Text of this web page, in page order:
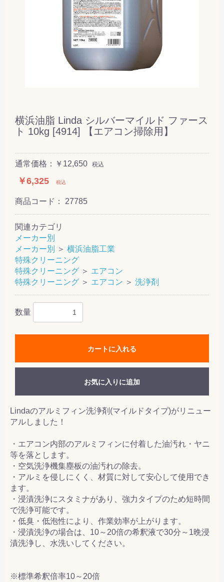
横浜油脂 Linda シルバーマイルド ファース
ト 10kg [4914] 【エアコン掃除用】
通常価格：￥12,650 税込
￥6,325 税込
商品コード： 27785
関連カテゴリ
メーカー別
メーカー別
＞ 横浜油脂工業
特殊クリーニング
特殊クリーニング ＞ エアコン
特殊クリーニング ＞ エアコン ＞ 洗浄剤
数量
カートに入れる
お気に入りに追加
Lindaのアルミフィン洗浄剤(マイルドタイプ)がリニュー
アルしました！
・エアコン内部のアルミフィンに付着した油汚れ・ヤニ
等を落とします。
・空気洗浄機集塵板の油汚れの除去。
・アルミを侵しにくく、材質に対して安心して使用でき
ます。
・浸漬洗浄にスタミナがあり、強力タイプのため短時間
で洗浄可能です。
・低臭・低泡性により、作業効率が上がります。
・浸漬洗浄の場合は、10～20倍の希釈液で30分～1晩浸
漬洗浄し、水洗いしてください。
※標準希釈倍率10～20倍